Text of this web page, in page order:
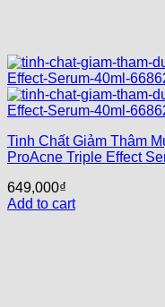
Tinh Chất Giảm Thâm
ProAcne Triple Effect
649,000₫
Add to cart